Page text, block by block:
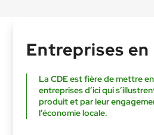
Entreprises
La CDE est fière de mettre
entreprises d’ici qui
produit et par leur
l’économie locale.